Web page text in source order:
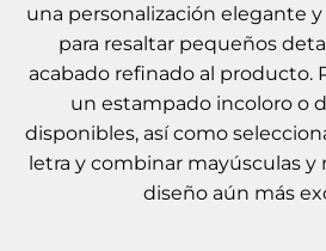
una personalización elegante y
para resaltar pequeños
acabado refinado al producto.
un estampado incoloro o
disponibles, así como
letra y combinar mayúsculas y
diseño aún más